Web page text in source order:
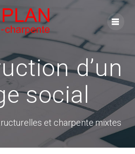
to
content
d’un
social
et charpente mixtes